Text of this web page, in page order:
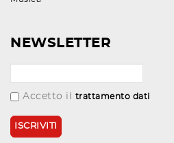
NEWSLETTER
Accetto il trattamento dati